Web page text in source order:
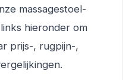
massagestoel-
hieronder om
prijs-, rugpijn-,